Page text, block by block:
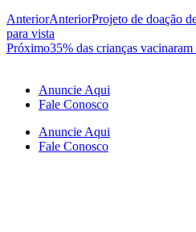
AnteriorAnteriorProjeto de doação
para vista
Próximo35% das crianças
Anuncie Aqui
Fale Conosco
Anuncie Aqui
Fale Conosco